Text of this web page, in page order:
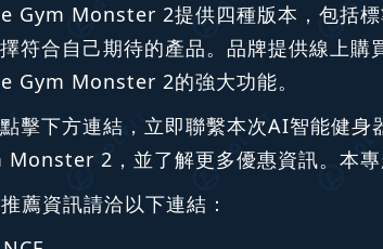
Gym Monster 2提供四種版本，包括
符合自己期待的產品。品牌提供線上
Gym Monster 2的強大功能。
擊下方連結，立即聯繫本次AI智能健
2，並了解更多優惠資訊。本專
薦資訊請洽以下連結：